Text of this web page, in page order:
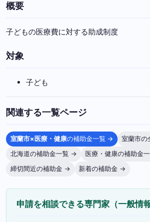
概要
子どもの医療費に対する助成制度
対象
子ども
関連する一覧ページ
室蘭市×医療・健康の補助金一覧 →
室蘭市
北海道の補助金一覧 →
医療・健康の補助金
締切間近の補助金 →
新着の補助金 →
申請を相談できる専門家（一般情報